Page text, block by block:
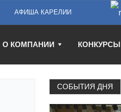
АФИША КАРЕЛИИ
О КОМПАНИИ
СОБЫТИЯ ДНЯ